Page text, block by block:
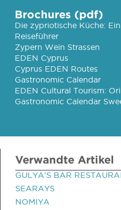
Brochures (pdf)
Die zypriotische Küche:
Reiseführer
Zypern Wein Strassen
EDEN Cyprus
Cyprus EDEN Routes
Gastronomic Calendar
EDEN Cultural Tourism:
Gastronomic Calendar
Verwandte Artikel
GULYA'S BAR
SEARAYS
NOMIYA